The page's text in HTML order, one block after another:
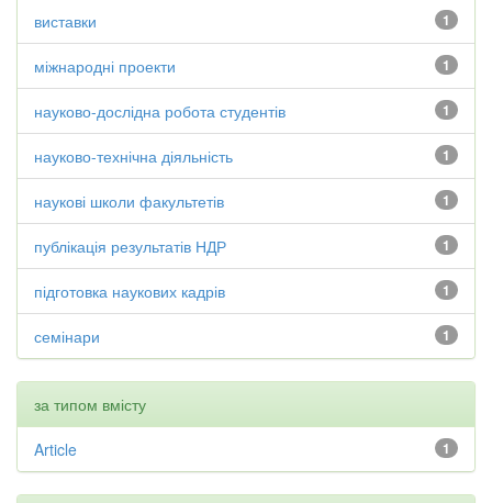
1
виставки
1
міжнародні проекти
1
науково-дослідна робота студентів
1
науково-технічна діяльність
1
наукові школи факультетів
1
публікація результатів НДР
1
підготовка наукових кадрів
1
семінари
за типом вмісту
1
Article